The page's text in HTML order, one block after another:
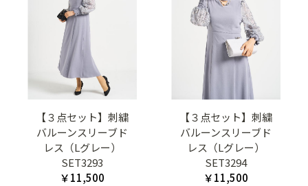
【３点セット】刺繍
バルーンスリーブド
レス（Lグレー）
SET3293
￥11,500
【３点セット】刺繍
バルーンスリーブド
レス（Lグレー）
SET3294
￥11,500